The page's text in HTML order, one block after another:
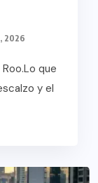
2026
que
y el